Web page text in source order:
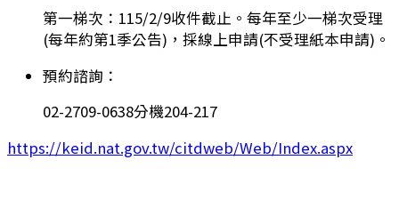
第一梯次：115/2/9收件截止。每年至少一梯次受理
(每年約第1季公告)，採線上申請(不受理紙本申請)。
預約諮詢：
02-2709-0638分機204-217
https://keid.nat.gov.tw/citdweb/Web/Index.aspx